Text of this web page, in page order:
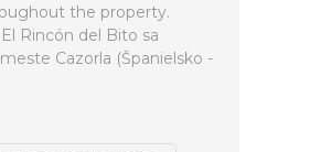
the property.
Rincón del Bito sa
Cazorla (Španielsko -